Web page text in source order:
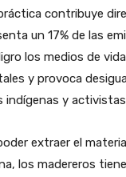
contribuye
un 17% de las
los medios de
y provoca
indígenas y
extraer el
los madereros